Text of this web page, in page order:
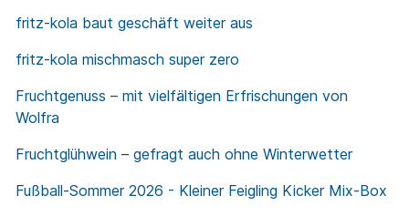
fritz-kola baut geschäft weiter aus
fritz-kola mischmasch super zero
Fruchtgenuss – mit vielfältigen Erfrischungen von
Wolfra
Fruchtglühwein – gefragt auch ohne Winterwetter
Fußball-Sommer 2026 - Kleiner Feigling Kicker Mix-Box